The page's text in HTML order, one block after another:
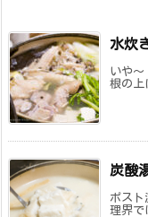
水炊
いや
根の上
炭酸
ポスト
理界で